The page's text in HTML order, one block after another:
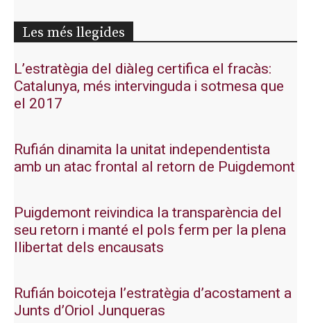
Les més llegides
L’estratègia del diàleg certifica el fracàs:
Catalunya, més intervinguda i sotmesa que
el 2017
Rufián dinamita la unitat independentista
amb un atac frontal al retorn de Puigdemont
Puigdemont reivindica la transparència del
seu retorn i manté el pols ferm per la plena
llibertat dels encausats
Rufián boicoteja l’estratègia d’acostament a
Junts d’Oriol Junqueras